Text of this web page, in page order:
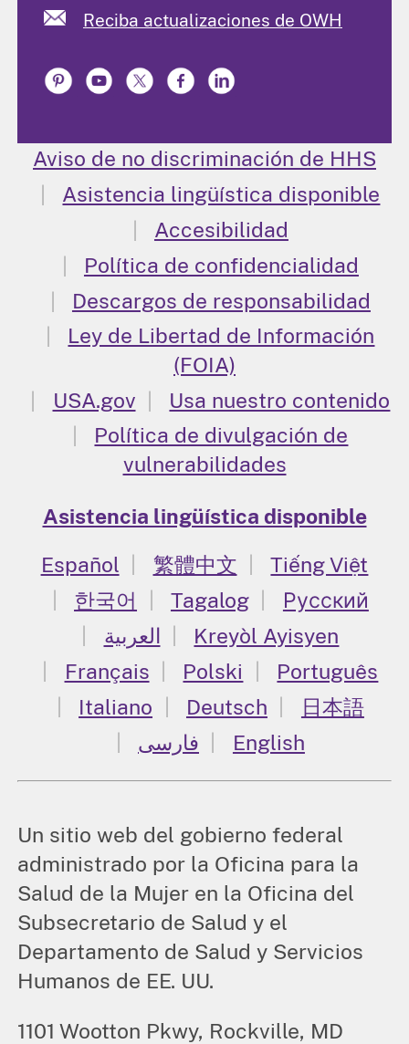
Reciba actualizaciones de OWH
Aviso de no discriminación de HHS
Asistencia lingüística disponible
Accesibilidad
Política de confidencialidad
Descargos de responsabilidad
Ley de Libertad de Información
(FOIA)
USA.gov
Usa nuestro contenido
Política de divulgación de
vulnerabilidades
Asistencia lingüística disponible
Español
繁體中文
Tiếng Việt
한국어
Tagalog
Русский
العربية
Kreyòl Ayisyen
Français
Polski
Português
Italiano
Deutsch
日本語
فارسی
English
Un sitio web del gobierno federal
administrado por la Oficina para la
Salud de la Mujer en la Oficina del
Subsecretario de Salud y el
Departamento de Salud y Servicios
Humanos de EE. UU.
1101 Wootton Pkwy, Rockville, MD